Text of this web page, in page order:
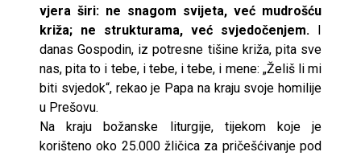
vjera širi: ne snagom svijeta, već mudrošću
križa; ne strukturama, već svjedočenjem. I
danas Gospodin, iz potresne tišine križa, pita sve
nas, pita to i tebe, i tebe, i tebe, i mene: „Želiš li mi
biti svjedok“, rekao je Papa na kraju svoje homilije
u Prešovu.
Na kraju božanske liturgije, tijekom koje je
korišteno oko 25.000 žličica za pričešćivanje pod